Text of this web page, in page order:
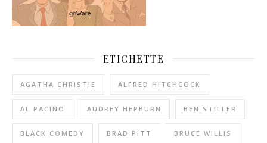
ETICHETTE
AGATHA CHRISTIE ALFRED HITCHCOCK
AL PACINO AUDREY HEPBURN BEN STILLER
BLACK COMEDY BRAD PITT BRUCE WILLIS